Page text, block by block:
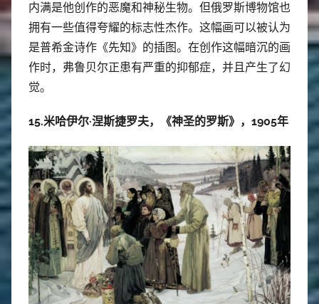
内满是他创作的恶魔和神秘生物。但俄罗斯博物馆也
拥有一些值得夸耀的标志性杰作。这幅画可以被认为
是普希金诗作《先知》的插图。在创作这幅暗沉的画
作时，弗鲁贝尔正患有严重的抑郁症，并且产生了幻
觉。
15.米哈伊尔·涅斯捷罗夫，《神圣的罗斯》，1905年